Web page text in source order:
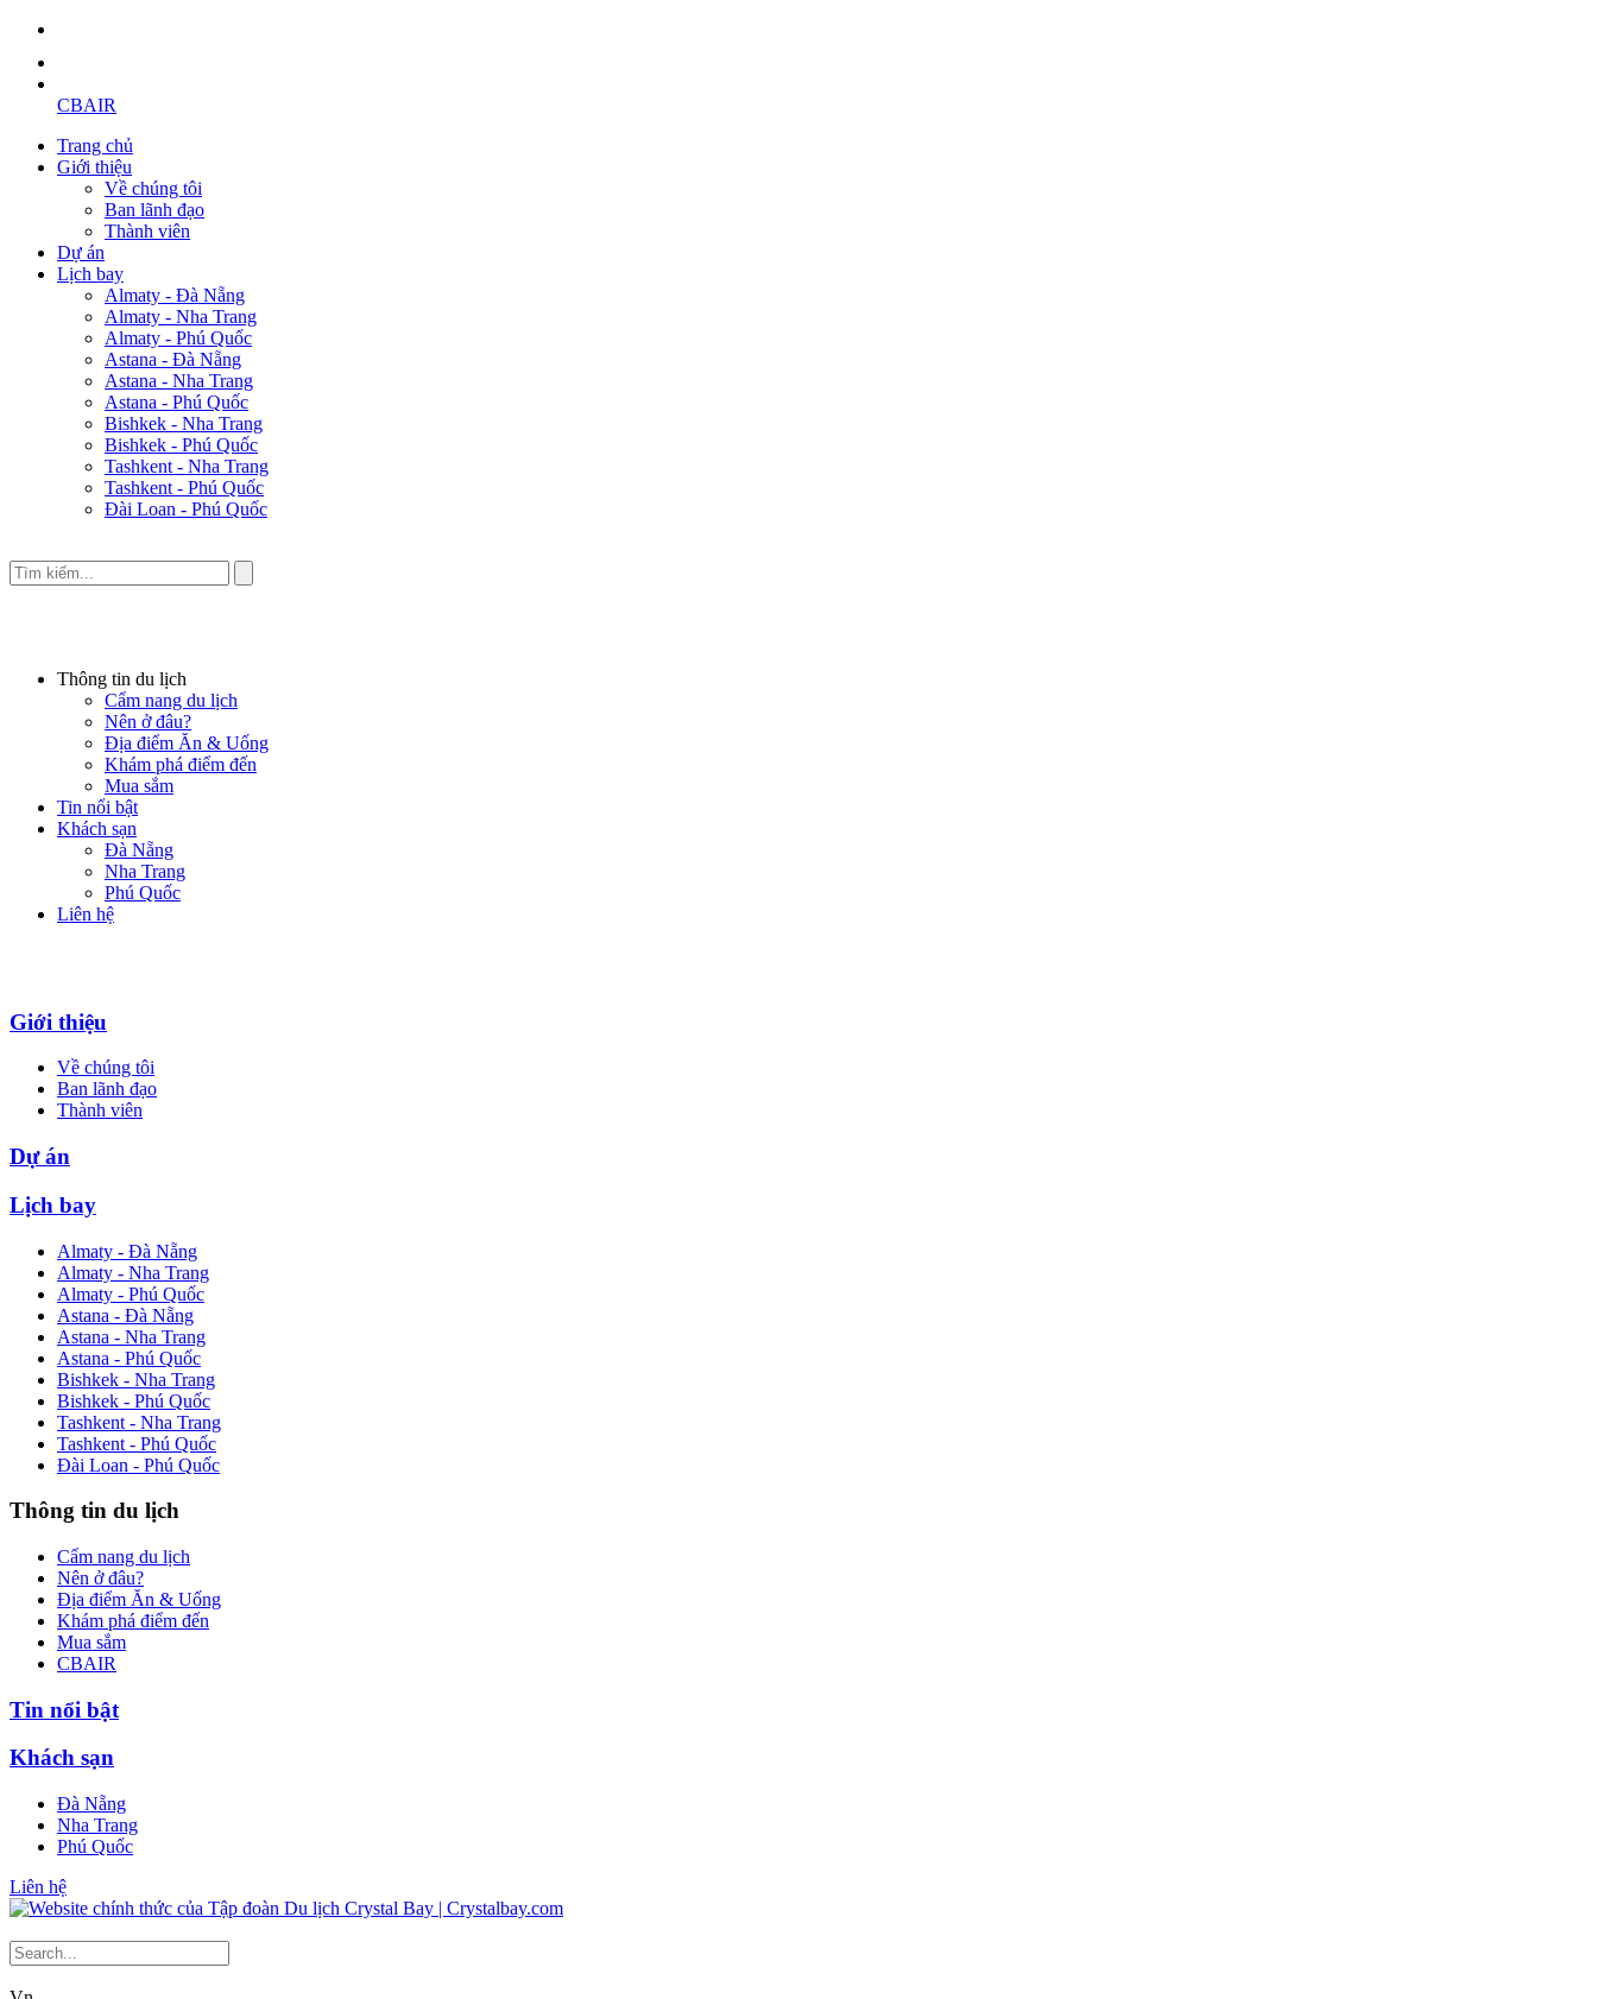
CBAIR
Trang chủ
Giới thiệu
Về chúng tôi
Ban lãnh đạo
Thành viên
Dự án
Lịch bay
Almaty - Đà Nẵng
Almaty - Nha Trang
Almaty - Phú Quốc
Astana - Đà Nẵng
Astana - Nha Trang
Astana - Phú Quốc
Bishkek - Nha Trang
Bishkek - Phú Quốc
Tashkent - Nha Trang
Tashkent - Phú Quốc
Đài Loan - Phú Quốc
Thông tin du lịch
Cẩm nang du lịch
Nên ở đâu?
Địa điểm Ăn & Uống
Khám phá điểm đến
Mua sắm
Tin nổi bật
Khách sạn
Đà Nẵng
Nha Trang
Phú Quốc
Liên hệ
Giới thiệu
Về chúng tôi
Ban lãnh đạo
Thành viên
Dự án
Lịch bay
Almaty - Đà Nẵng
Almaty - Nha Trang
Almaty - Phú Quốc
Astana - Đà Nẵng
Astana - Nha Trang
Astana - Phú Quốc
Bishkek - Nha Trang
Bishkek - Phú Quốc
Tashkent - Nha Trang
Tashkent - Phú Quốc
Đài Loan - Phú Quốc
Thông tin du lịch
Cẩm nang du lịch
Nên ở đâu?
Địa điểm Ăn & Uống
Khám phá điểm đến
Mua sắm
CBAIR
Tin nổi bật
Khách sạn
Đà Nẵng
Nha Trang
Phú Quốc
Liên hệ